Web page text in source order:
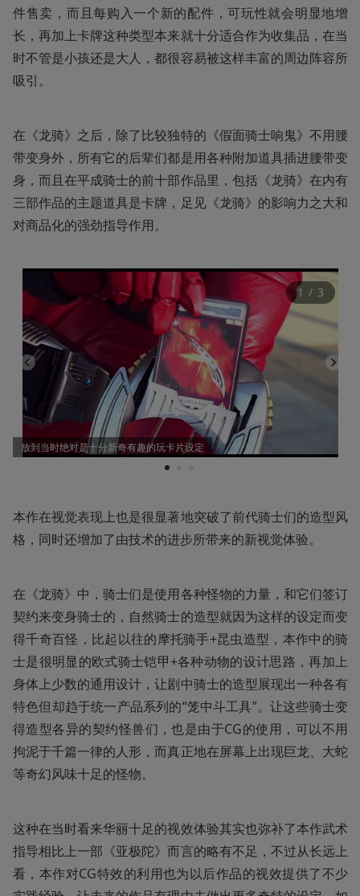
件售卖，而且每购入一个新的配件，可玩性就会明显地增
长，再加上卡牌这种类型本来就十分适合作为收集品，在当
时不管是小孩还是大人，都很容易被这样丰富的周边阵容所
吸引。
在《龙骑》之后，除了比较独特的《假面骑士响鬼》不用腰
带变身外，所有它的后辈们都是用各种附加道具插进腰带变
身，而且在平成骑士的前十部作品里，包括《龙骑》在内有
三部作品的主题道具是卡牌，足见《龙骑》的影响力之大和
对商品化的强劲指导作用。
放到当时绝对是十分新奇有趣的玩卡片设定
1
1 / 3
本作在视觉表现上也是很显著地突破了前代骑士们的造型风
格，同时还增加了由技术的进步所带来的新视觉体验。
在《龙骑》中，骑士们是使用各种怪物的力量，和它们签订
契约来变身骑士的，自然骑士的造型就因为这样的设定而变
得千奇百怪，比起以往的摩托骑手+昆虫造型，本作中的骑
士是很明显的欧式骑士铠甲+各种动物的设计思路，再加上
身体上少数的通用设计，让剧中骑士的造型展现出一种各有
特色但却趋于统一产品系列的“笼中斗工具”。让这些骑士变
得造型各异的契约怪兽们，也是由于CG的使用，可以不用
拘泥于千篇一律的人形，而真正地在屏幕上出现巨龙、大蛇
等奇幻风味十足的怪物。
这种在当时看来华丽十足的视效体验其实也弥补了本作武术
指导相比上一部《亚极陀》而言的略有不足，不过从长远上
看，本作对CG特效的利用也为以后作品的视效提供了不少